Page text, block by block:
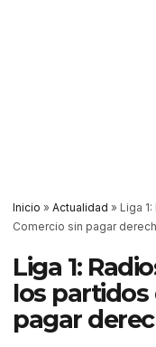
Inicio » Actualidad » Liga
Comercio sin pagar
Liga 1:
los partidos
pagar